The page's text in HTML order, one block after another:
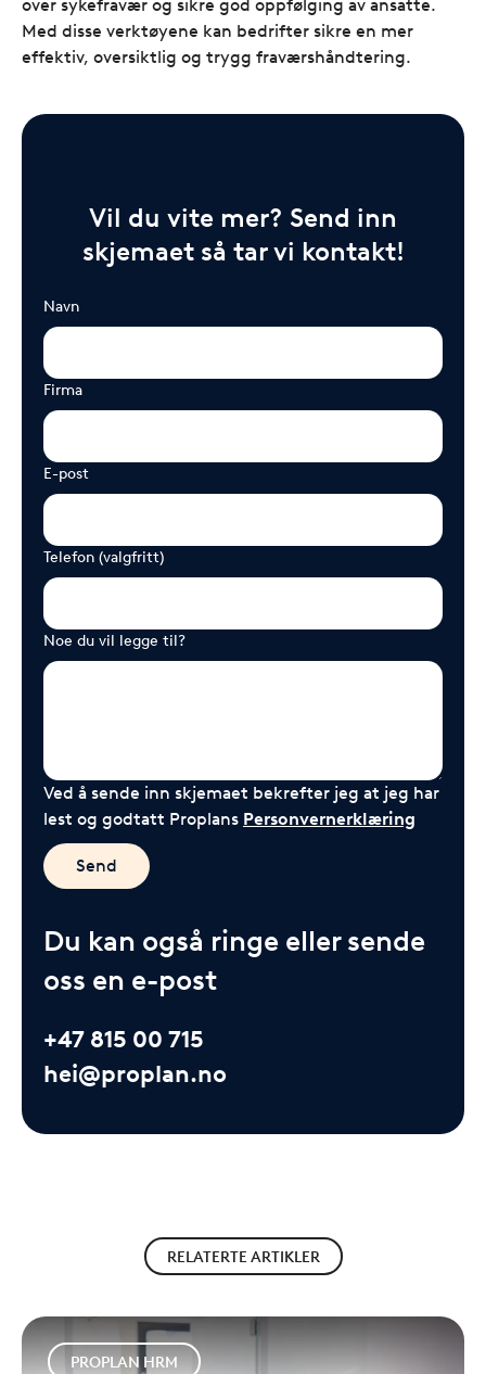
over sykefravær og sikre god oppfølging av ansatte.
Med disse verktøyene kan bedrifter sikre en mer
effektiv, oversiktlig og trygg fraværshåndtering.
Vil du vite mer? Send inn
skjemaet så tar vi kontakt!
Navn
Firma
E-post
Telefon (valgfritt)
Noe du vil legge til?
Ved å sende inn skjemaet bekrefter jeg at jeg har
lest og godtatt Proplans Personvernerklæring
Send
Du kan også ringe eller sende
oss en e-post
+47 815 00 715
hei@proplan.no
RELATERTE ARTIKLER
PROPLAN HRM